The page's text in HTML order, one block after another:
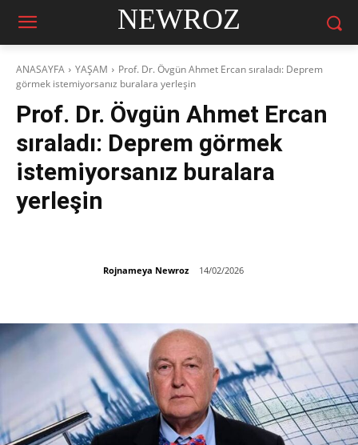
NEWROZ
ANASAYFA YAŞAM
Prof. Dr. Övgün Ahmet Ercan sıraladı: Deprem
görmek istemiyorsanız buralara yerleşin
Prof. Dr. Övgün Ahmet Ercan
sıraladı: Deprem görmek
istemiyorsanız buralara
yerleşin
Rojnameya Newroz 14/02/2026